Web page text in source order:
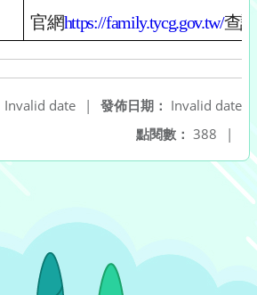
官網https://family.tycg.gov.tw/查
發佈日期： Invalid date
Invalid date
|
點閱數： 388 |